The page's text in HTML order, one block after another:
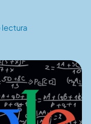
lectura